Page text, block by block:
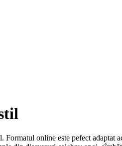
online este pefect adaptat